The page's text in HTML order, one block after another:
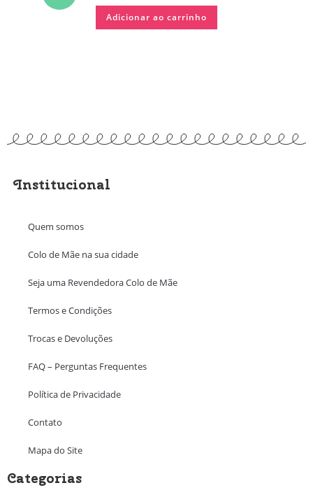
Adicionar ao carrinho
Institucional
Quem somos
Colo de Mãe na sua cidade
Seja uma Revendedora Colo de Mãe
Termos e Condições
Trocas e Devoluções
FAQ – Perguntas Frequentes
Política de Privacidade
Contato
Mapa do Site
Categorias